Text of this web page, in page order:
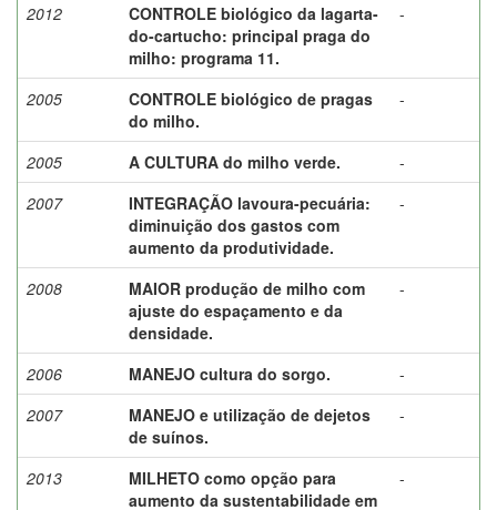
2012
CONTROLE biológico da lagarta-
do-cartucho: principal praga do
milho: programa 11.
-
2005
CONTROLE biológico de pragas
do milho.
-
2005 A CULTURA do milho verde.
-
2007
INTEGRAÇÃO lavoura-pecuária:
diminuição dos gastos com
aumento da produtividade.
-
2008
MAIOR produção de milho com
ajuste do espaçamento e da
densidade.
-
2006 MANEJO cultura do sorgo.
-
2007
MANEJO e utilização de dejetos
de suínos.
-
2013
MILHETO como opção para
aumento da sustentabilidade em
-